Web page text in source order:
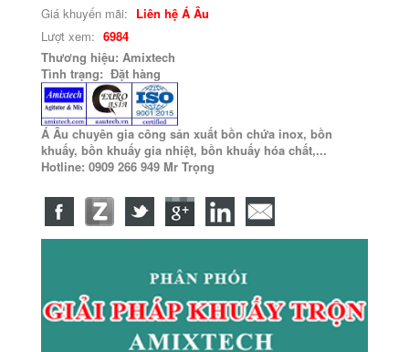
Giá khuyến mãi: Liên hệ Á Âu
Lượt xem: 6984
Thương hiệu: Amixtech
Tình trạng: Đặt hàng
Á Âu chuyên gia công sản xuất bồn chứa inox, bồn
khuấy, bồn khuấy gia nhiệt, bồn khuấy hóa chất,...
Hotline: 0909 266 949 Mr Trọng